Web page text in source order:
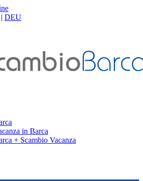
DEU
in Barca
+ Scambio Vacanza